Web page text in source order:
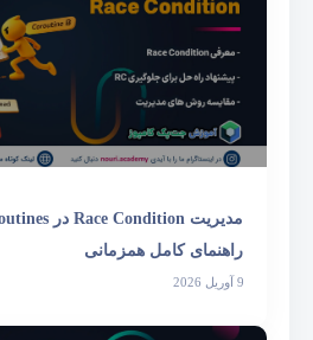
راهنمای کامل همزمانی
9 آوریل 2026